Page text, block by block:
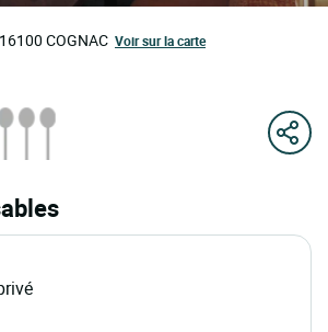
16100 COGNAC Voir sur la carte